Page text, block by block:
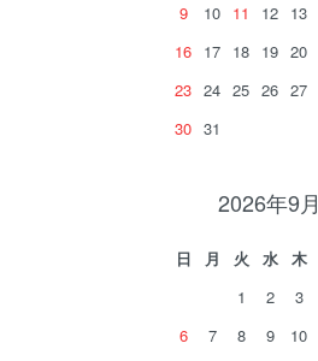
9
10 11 12 13
16 17 18 19 20
23 24 25 26 27
30 31
2026年9月
日 月 火 水 木
1
2 3
6
7 8 9 10